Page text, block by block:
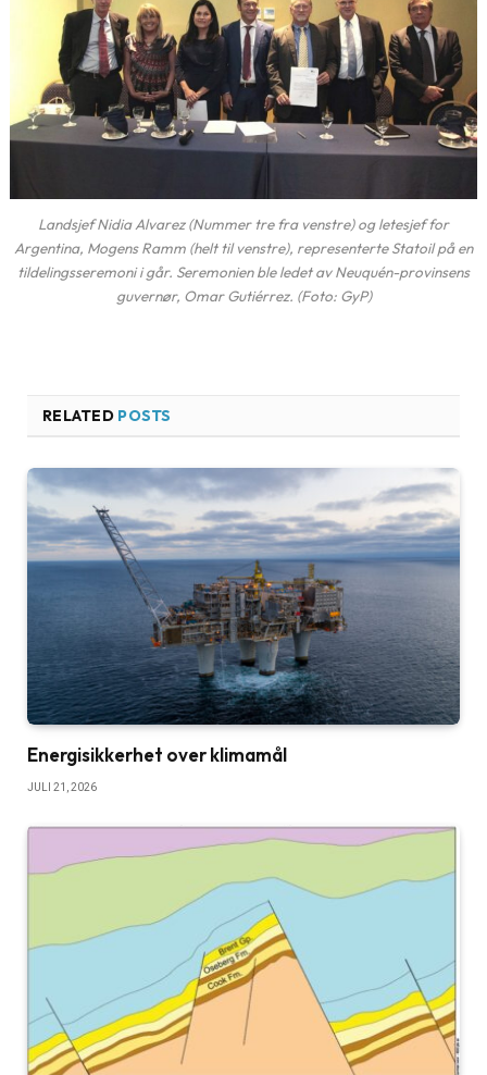
Landsjef Nidia Alvarez (Nummer tre fra venstre) og letesjef for
Argentina, Mogens Ramm (helt til venstre), representerte Statoil på en
tildelingsseremoni i går. Seremonien ble ledet av Neuquén-provinsens
guvernør, Omar Gutiérrez. (Foto: GyP)
RELATED POSTS
Energisikkerhet over klimamål
JULI 21, 2026